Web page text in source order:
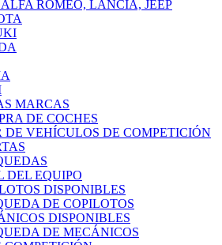
ROMEO, LANCIA, JEEP
MARCAS
DE COCHES
DE VEHÍCULOS DE COMPETICIÓN
DEL EQUIPO
DISPONIBLES
DE COPILOTOS
DISPONIBLES
DE MECÁNICOS